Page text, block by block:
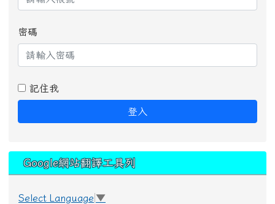
密碼
記住我
登入
Google網站翻譯工具列
Select Language ▼